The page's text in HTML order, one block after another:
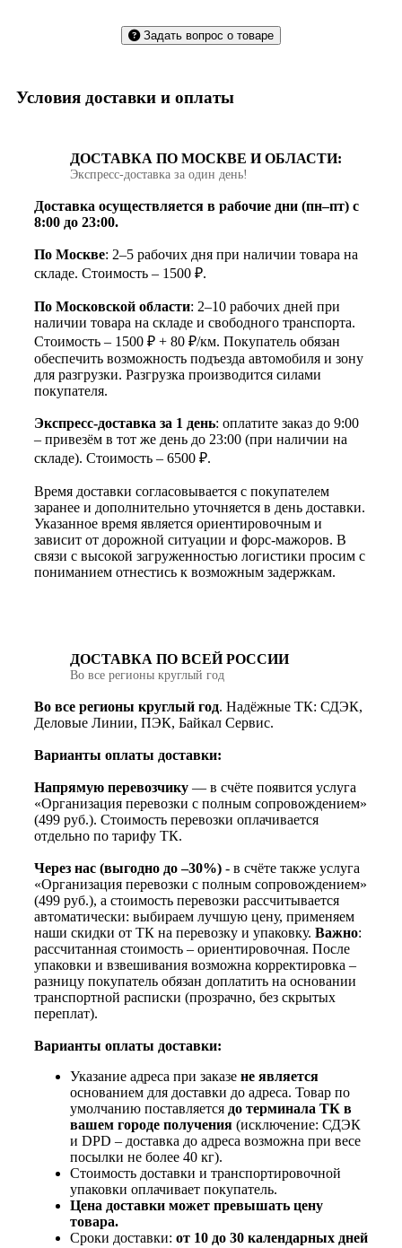
Задать вопрос о товаре
Условия доставки и оплаты
ДОСТАВКА ПО МОСКВЕ И ОБЛАСТИ:
Экспресс‑доставка за один день!
Доставка осуществляется в рабочие дни (пн–пт) с
8:00 до 23:00.
По Москве: 2–5 рабочих дня при наличии товара на
складе. Стоимость – 1500 ₽.
По Московской области: 2–10 рабочих дней при
наличии товара на складе и свободного транспорта.
Стоимость – 1500 ₽ + 80 ₽/км. Покупатель обязан
обеспечить возможность подъезда автомобиля и зону
для разгрузки. Разгрузка производится силами
покупателя.
Экспресс-доставка за 1 день: оплатите заказ до 9:00
– привезём в тот же день до 23:00 (при наличии на
складе). Стоимость – 6500 ₽.
Время доставки согласовывается с покупателем
заранее и дополнительно уточняется в день доставки.
Указанное время является ориентировочным и
зависит от дорожной ситуации и форс-мажоров. В
связи с высокой загруженностью логистики просим с
пониманием отнестись к возможным задержкам.
ДОСТАВКА ПО ВСЕЙ РОССИИ
Во все регионы круглый год
Во все регионы круглый год. Надёжные ТК: СДЭК,
Деловые Линии, ПЭК, Байкал Сервис.
Варианты оплаты доставки:
Напрямую перевозчику — в счёте появится услуга
«Организация перевозки с полным сопровождением»
(499 руб.). Стоимость перевозки оплачивается
отдельно по тарифу ТК.
Через нас (выгодно до –30%) - в счёте также услуга
«Организация перевозки с полным сопровождением»
(499 руб.), а стоимость перевозки рассчитывается
автоматически: выбираем лучшую цену, применяем
наши скидки от ТК на перевозку и упаковку. Важно:
рассчитанная стоимость – ориентировочная. После
упаковки и взвешивания возможна корректировка –
разницу покупатель обязан доплатить на основании
транспортной расписки (прозрачно, без скрытых
переплат).
Варианты оплаты доставки:
Указание адреса при заказе не является
основанием для доставки до адреса. Товар по
умолчанию поставляется до терминала ТК в
вашем городе получения (исключение: СДЭК
и DPD – доставка до адреса возможна при весе
посылки не более 40 кг).
Стоимость доставки и транспортировочной
упаковки оплачивает покупатель.
Цена доставки может превышать цену
товара.
Сроки доставки: от 10 до 30 календарных дней